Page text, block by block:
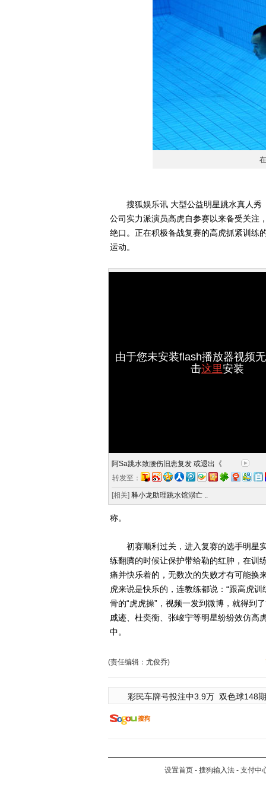
搜狐娱乐讯 大型公益明星跳水真人秀
公司实力派演员高虎自参赛以来备受关注
绝口。正在积极备战复赛的高虎抓紧训练
运动。
由于您未安装flash播放器视频
击这里安装
阿Sa跳水致腰伤旧患复发 或退出《
转发至：
[相关] 释小龙助理跳水馆溺亡 ..
称。
初赛顺利过关，进入复赛的选手明星实
练翻腾的时候让保护带给勒的红肿，在训
痛并快乐着的，无数次的失败才有可能换
虎来说是快乐的，连教练都说：“跟高虎
骨的“虎虎操”，视频一发到微博，就得到
戚迹、杜奕衡、张峻宁等明星纷纷效仿高
中。
(责任编辑：尤俊乔)
彩民车牌号投注中3.9万 双色球148
设置首页 - 搜狗输入法 - 支付中